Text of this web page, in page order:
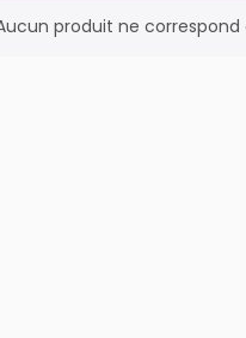
produit ne